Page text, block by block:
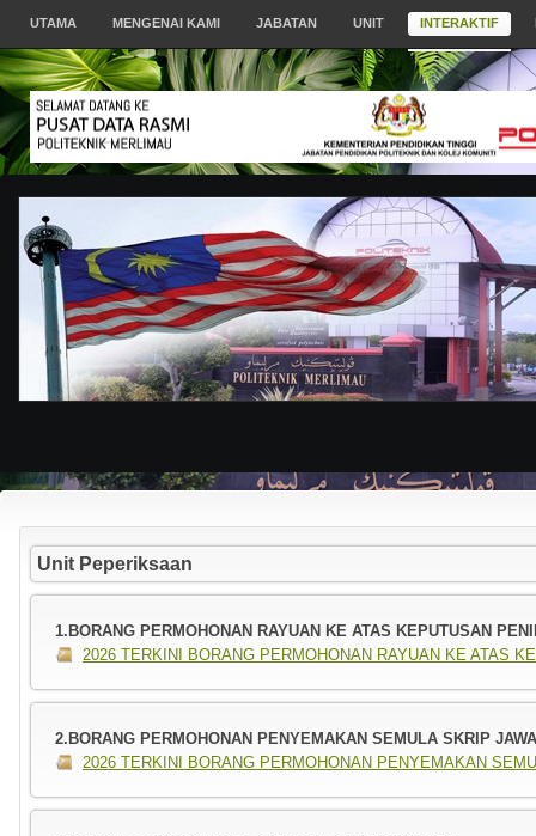
UTAMA MENGENAI KAMI JABATAN UNIT INTERAKTIF
Unit Peperiksaan
1.BORANG PERMOHONAN RAYUAN KE ATAS KEPUTUSAN
2026 TERKINI BORANG PERMOHONAN RAYUAN KE ATAS
2.BORANG PERMOHONAN PENYEMAKAN SEMULA SKRIP
2026 TERKINI BORANG PERMOHONAN PENYEMAKAN